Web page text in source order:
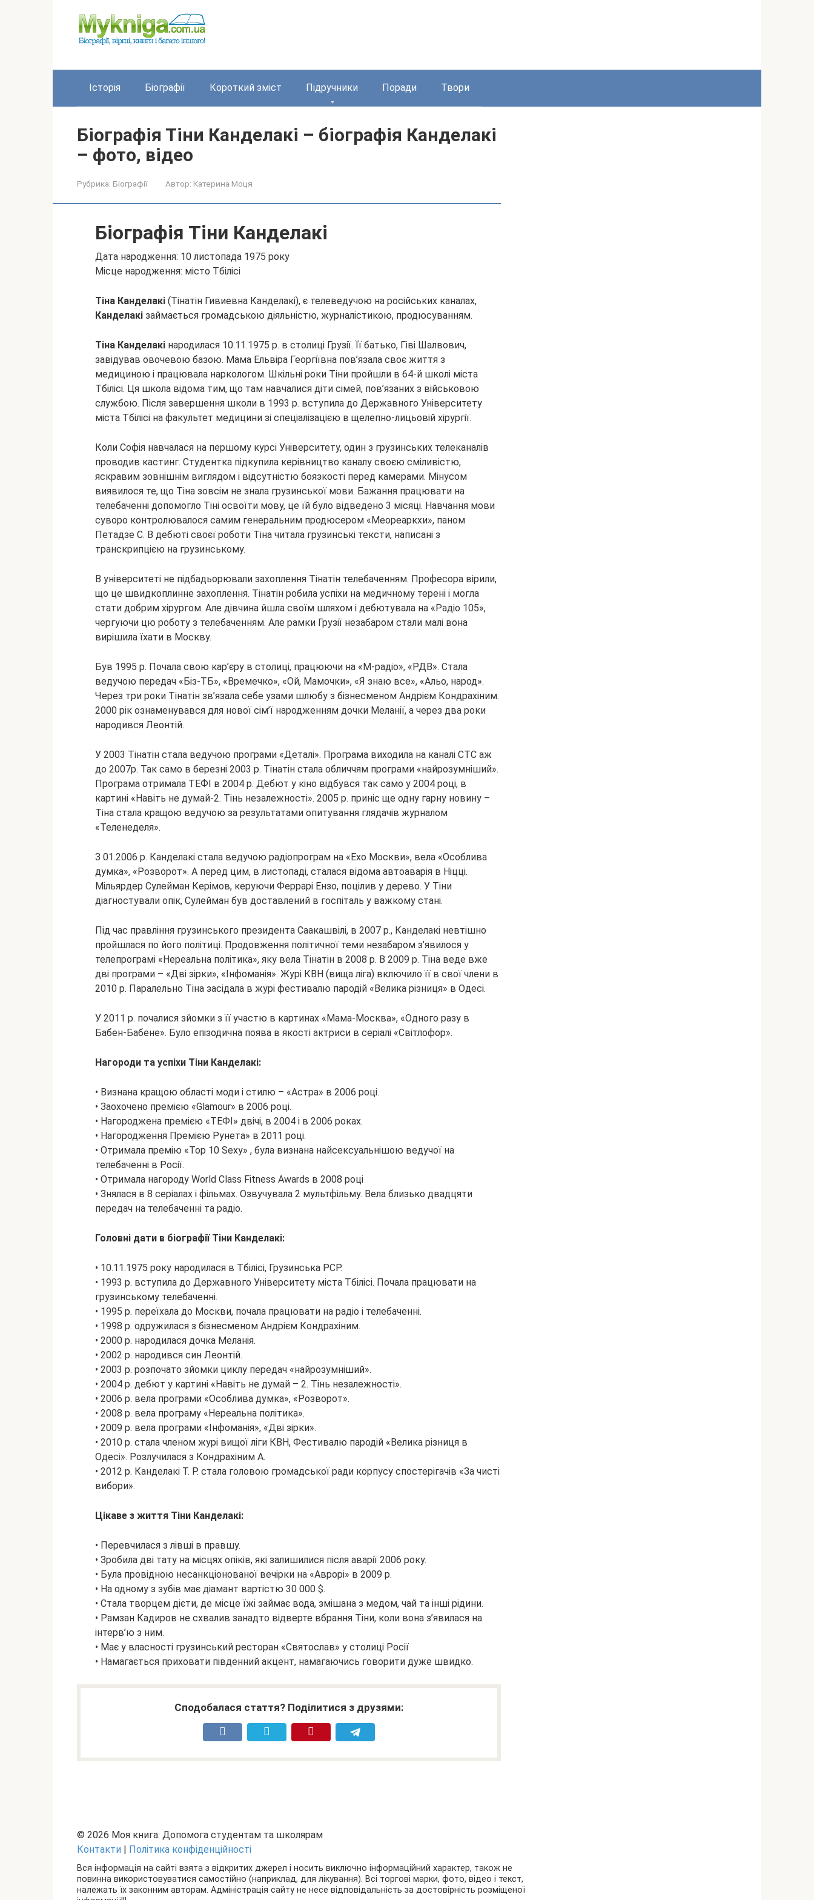
Історія Біографії Короткий зміст Підручники Поради Твори
Біографія Тіни Канделакі – біографія Канделакі
– фото, відео
Рубрика: Біографії Автор: Катерина Моця
Біографія Тіни Канделакі
Дата народження: 10 листопада 1975 року
Місце народження: місто Тбілісі
Тіна Канделакі (Тінатін Гивиевна Канделакі), є телеведучою на російських каналах,
Канделакі займається громадською діяльністю, журналістикою, продюсуванням.
Тіна Канделакі народилася 10.11.1975 р. в столиці Грузії. Її батько, Гіві Шалвович,
завідував овочевою базою. Мама Ельвіра Георгіївна пов’язала своє життя з
медициною і працювала наркологом. Шкільні роки Тіни пройшли в 64-й школі міста
Тбілісі. Ця школа відома тим, що там навчалися діти сімей, пов’язаних з військовою
службою. Після завершення школи в 1993 р. вступила до Державного Університету
міста Тбілісі на факультет медицини зі спеціалізацією в щелепно-лицьовій хірургії.
Коли Софія навчалася на першому курсі Університету, один з грузинських телеканалів
проводив кастинг. Студентка підкупила керівництво каналу своєю сміливістю,
яскравим зовнішнім виглядом і відсутністю боязкості перед камерами. Мінусом
виявилося те, що Тіна зовсім не знала грузинської мови. Бажання працювати на
телебаченні допомогло Тіні освоїти мову, це їй було відведено 3 місяці. Навчання мови
суворо контролювалося самим генеральним продюсером «Меореаркхи», паном
Петадзе С. В дебюті своєї роботи Тіна читала грузинські тексти, написані з
транскрипцією на грузинському.
В університеті не підбадьорювали захоплення Тінатін телебаченням. Професора вірили,
що це швидкоплинне захоплення. Тінатін робила успіхи на медичному терені і могла
стати добрим хірургом. Але дівчина йшла своїм шляхом і дебютувала на «Радіо 105»,
чергуючи цю роботу з телебаченням. Але рамки Грузії незабаром стали малі вона
вирішила їхати в Москву.
Був 1995 р. Почала свою кар’єру в столиці, працюючи на «М-радіо», «РДВ». Стала
ведучою передач «Біз-ТБ», «Времечко», «Ой, Мамочки», «Я знаю все», «Альо, народ».
Через три роки Тінатін зв’язала себе узами шлюбу з бізнесменом Андрієм Кондрахіним.
2000 рік ознаменувався для нової сім’ї народженням дочки Меланії, а через два роки
народився Леонтій.
У 2003 Тінатін стала ведучою програми «Деталі». Програма виходила на каналі СТС аж
до 2007р. Так само в березні 2003 р. Тінатін стала обличчям програми «найрозумніший».
Програма отримала ТЕФІ в 2004 р. Дебют у кіно відбувся так само у 2004 році, в
картині «Навіть не думай-2. Тінь незалежності». 2005 р. приніс ще одну гарну новину –
Тіна стала кращою ведучою за результатами опитування глядачів журналом
«Теленеделя».
З 01.2006 р. Канделакі стала ведучою радіопрограм на «Ехо Москви», вела «Особлива
думка», «Розворот». А перед цим, в листопаді, сталася відома автоаварія в Ніцці.
Мільярдер Сулейман Керімов, керуючи Феррарі Ензо, поцілив у дерево. У Тіни
діагностували опік, Сулейман був доставлений в госпіталь у важкому стані.
Під час правління грузинського президента Саакашвілі, в 2007 р., Канделакі невтішно
пройшлася по його політиці. Продовження політичної теми незабаром з’явилося у
телепрограмі «Нереальна політика», яку вела Тінатін в 2008 р. В 2009 р. Тіна веде вже
дві програми – «Дві зірки», «Інфоманія». Журі КВН (вища ліга) включило її в свої члени в
2010 р. Паралельно Тіна засідала в журі фестивалю пародій «Велика різниця» в Одесі.
У 2011 р. почалися зйомки з її участю в картинах «Мама-Москва», «Одного разу в
Бабен-Бабене». Було епізодична поява в якості актриси в серіалі «Світлофор».
Нагороди та успіхи Тіни Канделакі:
• Визнана кращою області моди і стилю – «Астра» в 2006 році.
• Заохочено премією «Glamour» в 2006 році.
• Нагороджена премією «ТЕФІ» двічі, в 2004 і в 2006 роках.
• Нагородження Премією Рунета» в 2011 році.
• Отримала премію «Top 10 Sexy» , була визнана найсексуальнішою ведучої на
телебаченні в Росії.
• Отримала нагороду World Class Fitness Awards в 2008 році
• Знялася в 8 серіалах і фільмах. Озвучувала 2 мультфільму. Вела близько двадцяти
передач на телебаченні та радіо.
Головні дати в біографії Тіни Канделакі:
• 10.11.1975 року народилася в Тбілісі, Грузинська РСР.
• 1993 р. вступила до Державного Університету міста Тбілісі. Почала працювати на
грузинському телебаченні.
• 1995 р. переїхала до Москви, почала працювати на радіо і телебаченні.
• 1998 р. одружилася з бізнесменом Андрієм Кондрахіним.
• 2000 р. народилася дочка Меланія.
• 2002 р. народився син Леонтій.
• 2003 р. розпочато зйомки циклу передач «найрозумніший».
• 2004 р. дебют у картині «Навіть не думай – 2. Тінь незалежності».
• 2006 р. вела програми «Особлива думка», «Розворот».
• 2008 р. вела програму «Нереальна політика».
• 2009 р. вела програми «Інфоманія», «Дві зірки».
• 2010 р. стала членом журі вищої ліги КВН, Фестивалю пародій «Велика різниця в
Одесі». Розлучилася з Кондрахіним А.
• 2012 р. Канделакі Т. Р. стала головою громадської ради корпусу спостерігачів «За чисті
вибори».
Цікаве з життя Тіни Канделакі:
• Перевчилася з лівші в правшу.
• Зробила дві тату на місцях опіків, які залишилися після аварії 2006 року.
• Була провідною несанкціонованої вечірки на «Аврорі» в 2009 р.
• На одному з зубів має діамант вартістю 30 000 $.
• Стала творцем дієти, де місце їжі займає вода, змішана з медом, чай та інші рідини.
• Рамзан Кадиров не схвалив занадто відверте вбрання Тіни, коли вона з’явилася на
інтерв’ю з ним.
• Має у власності грузинський ресторан «Святослав» у столиці Росії
• Намагається приховати південний акцент, намагаючись говорити дуже швидко.
Сподобалася стаття? Поділитися з друзями:
© 2026 Моя книга: Допомога студентам та школярам
Контакти | Політика конфіденційності
Вся інформація на сайті взята з відкритих джерел і носить виключно інформаційний характер, також не
повинна використовуватися самостійно (наприклад, для лікування). Всі торгові марки, фото, відео і текст,
належать їх законним авторам. Адміністрація сайту не несе відповідальність за достовірність розміщеної